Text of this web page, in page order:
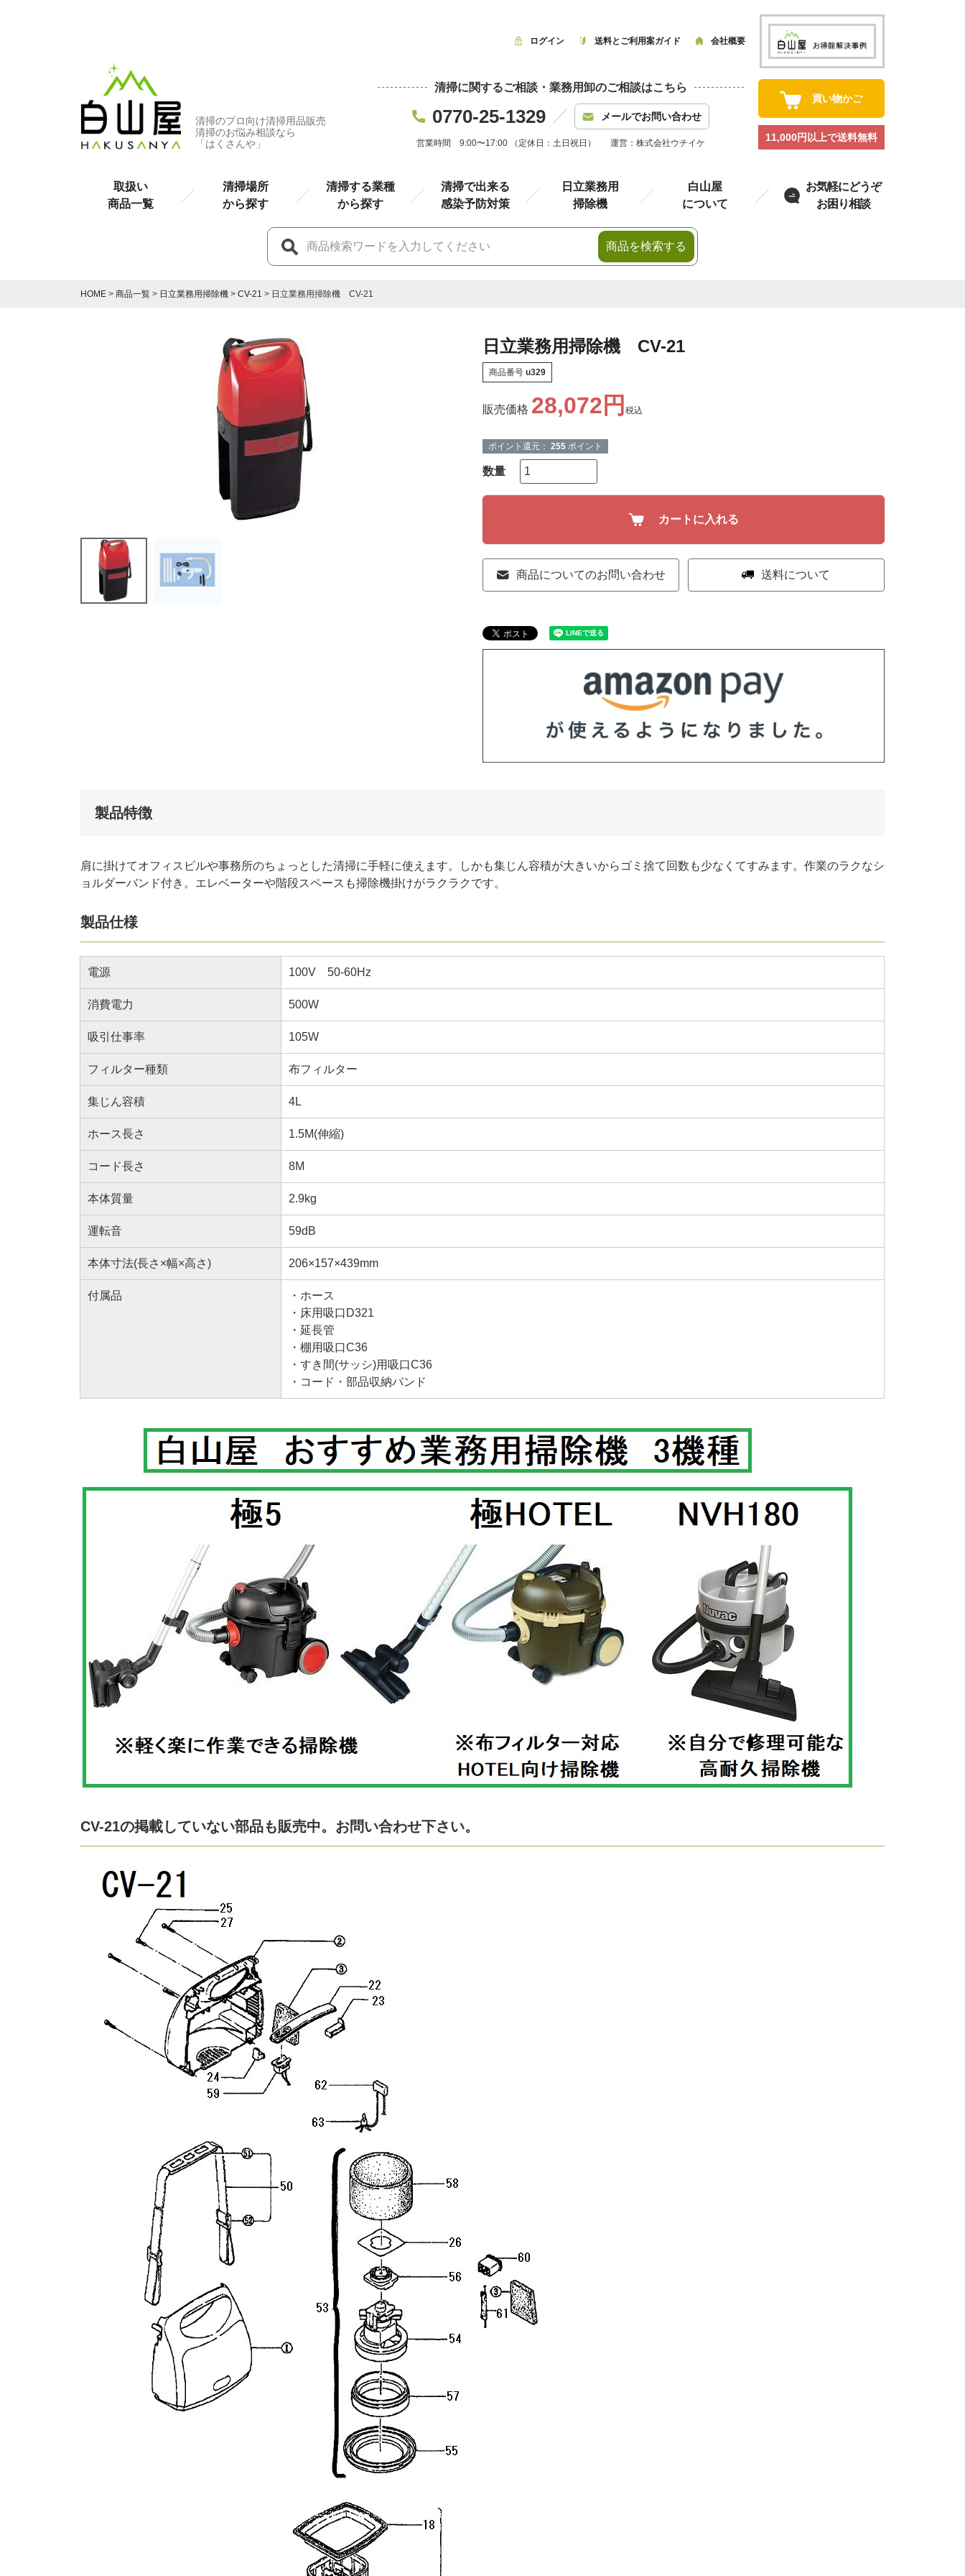
清掃のプロ向け清掃用品販売
清掃のお悩み相談なら
「はくさんや」
ログイン 送料とご利用案ガイド 会社概要
清掃に関するご相談・業務用卸のご相談はこちら
0770-25-1329 メールでお問い合わせ
営業時間 9:00〜17:00 （定休日：土日祝日） 運営：株式会社ウチイケ
買い物かご
11,000円以上で送料無料
取扱い
商品一覧
清掃場所
から探す
清掃する業種
から探す
清掃で出来る
感染予防対策
日立業務用
掃除機
白山屋
について
お気軽にどうぞ
お困り相談
商品を検索する
HOME 商品一覧 日立業務用掃除機 CV-21 日立業務用掃除機 CV-21
日立業務用掃除機 CV-21
商品番号 u329
販売価格 28,072 税込
ポイント還元： 255 ポイント
カートに入れる
商品についてのお問い合わせ 送料について
製品特徴
肩に掛けてオフィスビルや事務所のちょっとした清掃に手軽に使えます。しかも集じん容積が大きいからゴミ捨て回数も少なくてすみます。作業のラクなシ
ョルダーバンド付き。エレベーターや階段スペースも掃除機掛けがラクラクです。
製品仕様
電源 100V 50-60Hz
消費電力 500W
吸引仕事率 105W
フィルター種類 布フィルター
集じん容積 4L
ホース長さ 1.5M(伸縮)
コード長さ 8M
本体質量 2.9kg
運転音 59dB
本体寸法(長さ×幅×高さ) 206×157×439mm
付属品
・ホース
・床用吸口D321
・延長管
・棚用吸口C36
・すき間(サッシ)用吸口C36
・コード・部品収納バンド
CV-21の掲載していない部品も販売中。お問い合わせ下さい。